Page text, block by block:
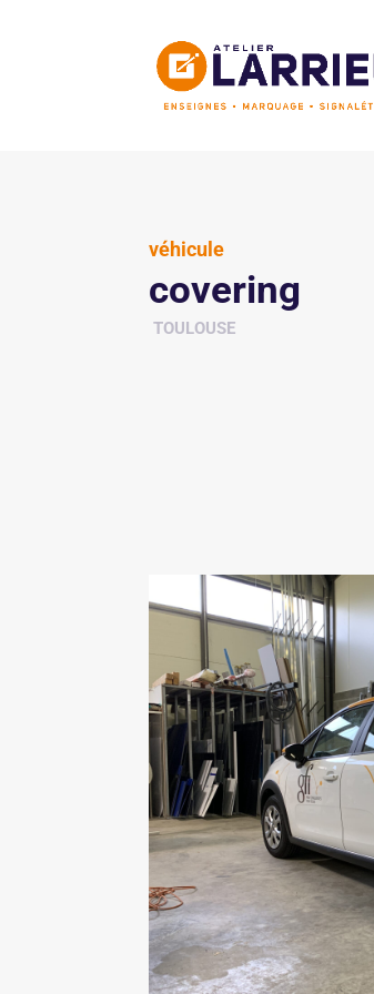
véhicule
covering
TOULOUSE